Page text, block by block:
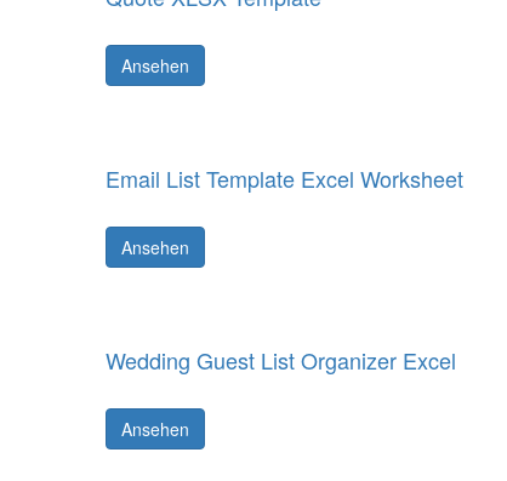
Ansehen
Email List Template Excel Worksheet
Ansehen
Wedding Guest List Organizer Excel
Ansehen